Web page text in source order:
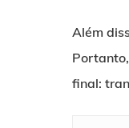
Além
final: